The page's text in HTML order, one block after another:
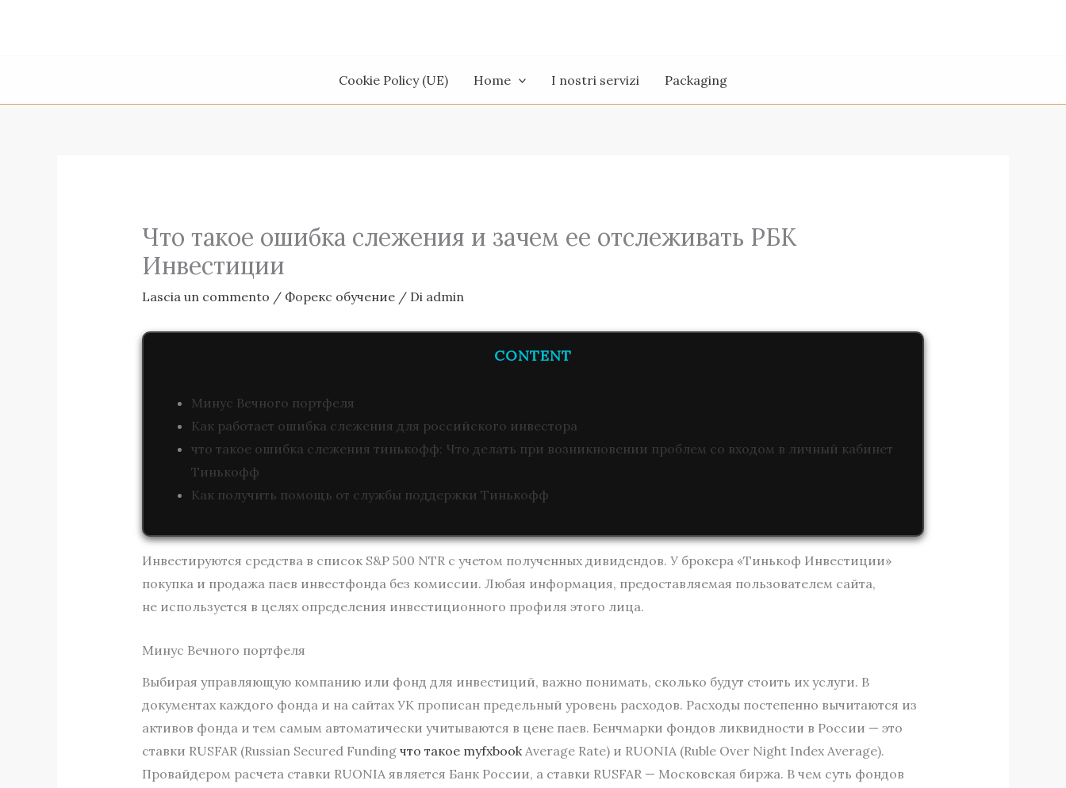
Cookie Policy (UE)
Home I nostri servizi Packaging
Что такое ошибка слежения и зачем ее отслеживать РБК
Инвестиции
Lascia un commento / Форекс обучение/ Di admin
CONTENT
Минус Вечного портфеля
Как работает ошибка слежения для российского инвестора
что такое ошибка слежения тинькофф: Что делать при возникновении проблем со входом в личный кабинет
Тинькофф
Как получить помощь от службы поддержки Тинькофф
Инвестируются средства в список S&P 500 NTR с учетом полученных дивидендов. У брокера «Тинькоф Инвестиции»
покупка и продажа паев инвестфонда без комиссии. Любая информация, предоставляемая пользователем сайта,
не используется в целях определения инвестиционного профиля этого лица.
Минус Вечного портфеля
Выбирая управляющую компанию или фонд для инвестиций, важно понимать, сколько будут стоить их услуги. В
документах каждого фонда и на сайтах УК прописан предельный уровень расходов. Расходы постепенно вычитаются из
активов фонда и тем самым автоматически учитываются в цене паев. Бенчмарки фондов ликвидности в России — это
ставки RUSFAR (Russian Secured Funding что такое myfxbookAverage Rate) и RUONIA (Ruble Over Night Index Average).
Провайдером расчета ставки RUONIA является Банк России, а ставки RUSFAR — Московская биржа. В чем суть фондов